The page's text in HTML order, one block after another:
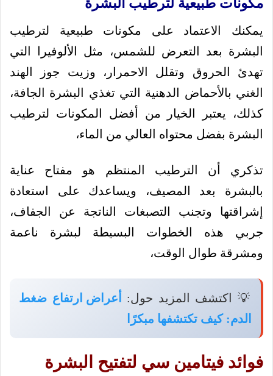
مكونات طبيعية لترطيب البشرة
يمكنك الاعتماد على مكونات طبيعية لترطيب
البشرة بعد التعرض للشمس، مثل الألوفيرا التي
تهدئ الحروق وتقلل الاحمرار، وزيت جوز الهند
الغني بالأحماض الدهنية التي تغذي البشرة الجافة،
كذلك، يعتبر الخيار من أفضل المكونات لترطيب
البشرة بفضل محتواه العالي من الماء،
تذكري أن الترطيب المنتظم هو مفتاح عناية
بالبشرة بعد المصيف، ويساعدك على استعادة
إشراقتها وتجنب التصبغات الناتجة عن الجفاف،
جربي هذه الخطوات البسيطة لبشرة ناعمة
ومشرقة طوال الوقت،
💡 اكتشف المزيد حول:
أعراض ارتفاع ضغط
الدم: كيف تكتشفها مبكرًا
فوائد فيتامين سي لتفتيح البشرة